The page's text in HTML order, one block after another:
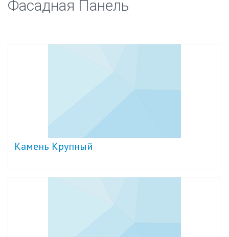
Фасадная Панель
Камень Крупный